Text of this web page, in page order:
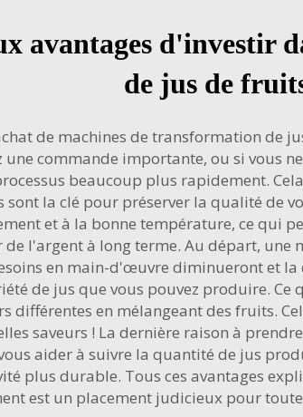
avantages d'investir
de jus de
de machines de transformation de
une commande importante, ou si vous
beaucoup plus rapidement.
la clé pour préserver la qualité de
et à la bonne température, ce qui
l'argent à long terme. Au départ,
en main-d'œuvre diminueront et
de jus que vous pouvez produire.
différentes en mélangeant des fruits.
saveurs ! La dernière raison à
aider à suivre la quantité de jus
plus durable. Tous ces avantages
est un placement judicieux pour